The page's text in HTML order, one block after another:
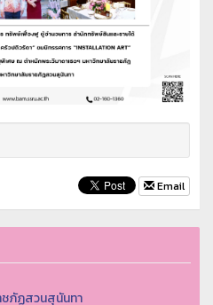
Email
ชภัฏสวนสุนันทา